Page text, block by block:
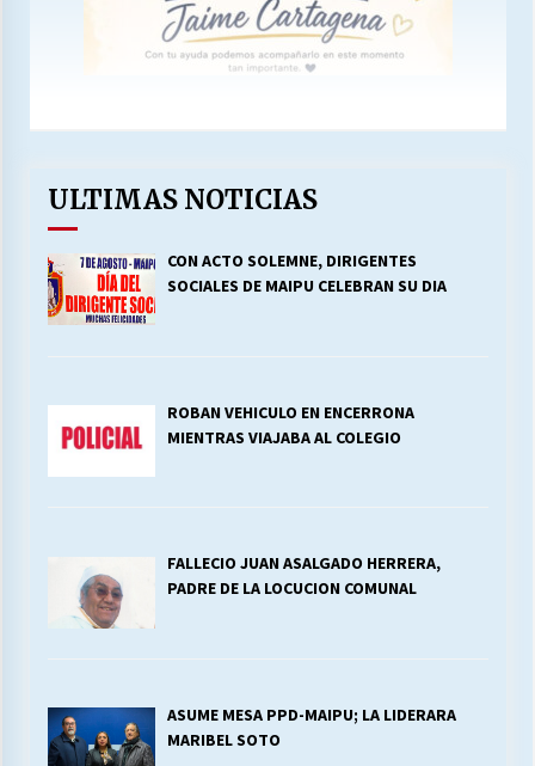
ULTIMAS NOTICIAS
CON ACTO SOLEMNE, DIRIGENTES
SOCIALES DE MAIPU CELEBRAN SU DIA
ROBAN VEHICULO EN ENCERRONA
MIENTRAS VIAJABA AL COLEGIO
FALLECIO JUAN ASALGADO HERRERA,
PADRE DE LA LOCUCION COMUNAL
ASUME MESA PPD-MAIPU; LA LIDERARA
MARIBEL SOTO